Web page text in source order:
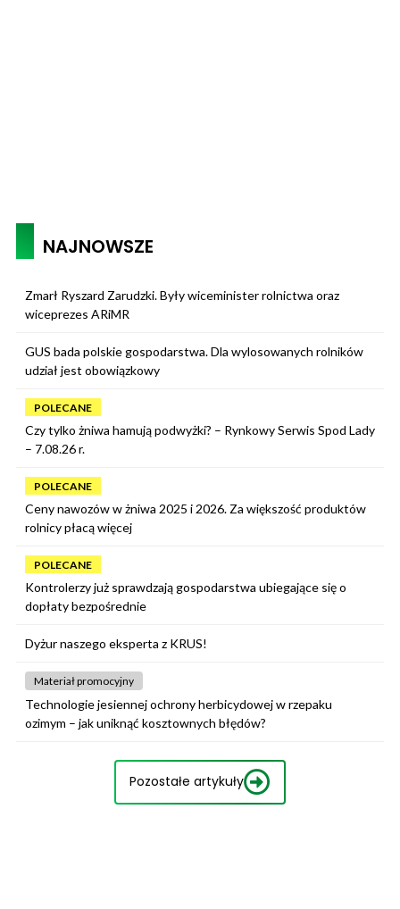
NAJNOWSZE
Zmarł Ryszard Zarudzki. Były wiceminister rolnictwa oraz
wiceprezes ARiMR
GUS bada polskie gospodarstwa. Dla wylosowanych rolników
udział jest obowiązkowy
POLECANE
Czy tylko żniwa hamują podwyżki? – Rynkowy Serwis Spod Lady
– 7.08.26 r.
POLECANE
Ceny nawozów w żniwa 2025 i 2026. Za większość produktów
rolnicy płacą więcej
POLECANE
Kontrolerzy już sprawdzają gospodarstwa ubiegające się o
dopłaty bezpośrednie
Dyżur naszego eksperta z KRUS!
Materiał promocyjny
Technologie jesiennej ochrony herbicydowej w rzepaku
ozimym – jak uniknąć kosztownych błędów?
Pozostałe artykuły